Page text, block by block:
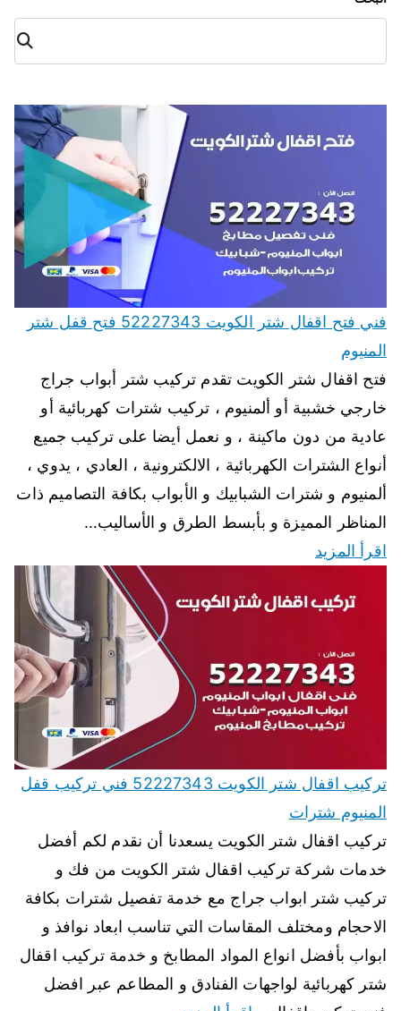
البح
ث
فني فتح اقفال شتر الكويت 52227343 فتح قفل شتر
المنيوم
فتح اقفال شتر الكويت تقدم تركيب شتر أبواب جراج
خارجي خشبية أو ألمنيوم ، تركيب شترات كهربائية أو
عادية من دون ماكينة ، و نعمل أيضا على تركيب جميع
أنواع الشترات الكهربائية ، الالكترونية ، العادي ، يدوي ،
ألمنيوم و شترات الشبابيك و الأبواب بكافة التصاميم ذات
المناظر المميزة و بأبسط الطرق و الأساليب…
اقرأ المزيد
تركيب اقفال شتر الكويت 52227343 فني تركيب قفل
المنيوم شترات
تركيب اقفال شتر الكويت يسعدنا أن نقدم لكم أفضل
خدمات شركة تركيب اقفال شتر الكويت من فك و
تركيب شتر ابواب جراج مع خدمة تفصيل شترات بكافة
الاحجام ومختلف المقاسات التي تناسب ابعاد نوافذ و
ابواب بأفضل انواع المواد المطابخ و خدمة تركيب اقفال
شتر كهربائية لواجهات الفنادق و المطاعم عبر افضل